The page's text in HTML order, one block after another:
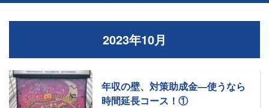
2023年10月
年収の壁、対策助成金―使うなら
時間延長コース！①